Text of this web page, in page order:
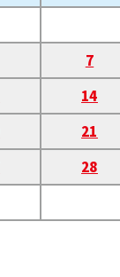
7
14
21
28